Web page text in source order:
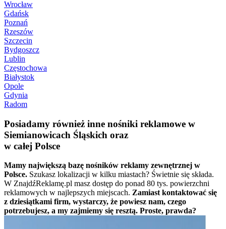
Wrocław
Gdańsk
Poznań
Rzeszów
Szczecin
Bydgoszcz
Lublin
Częstochowa
Białystok
Opole
Gdynia
Radom
Posiadamy również inne nośniki reklamowe w
Siemianowicach Śląskich oraz
w całej Polsce
Mamy największą bazę nośników reklamy zewnętrznej w
Polsce. Szukasz lokalizacji w kilku miastach? Świetnie się składa.
W ZnajdźReklamę.pl masz dostęp do ponad 80 tys. powierzchni
reklamowych w najlepszych miejscach. Zamiast kontaktować się
z dziesiątkami firm, wystarczy, że powiesz nam, czego
potrzebujesz, a my zajmiemy się resztą. Proste, prawda?